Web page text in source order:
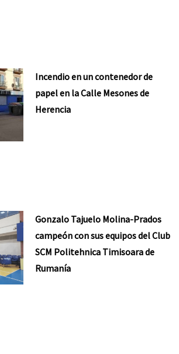
Incendio en un contenedor de
papel en la Calle Mesones de
Herencia
Gonzalo Tajuelo Molina-Prados
campeón con sus equipos del Club
SCM Politehnica Timisoara de
Rumanía